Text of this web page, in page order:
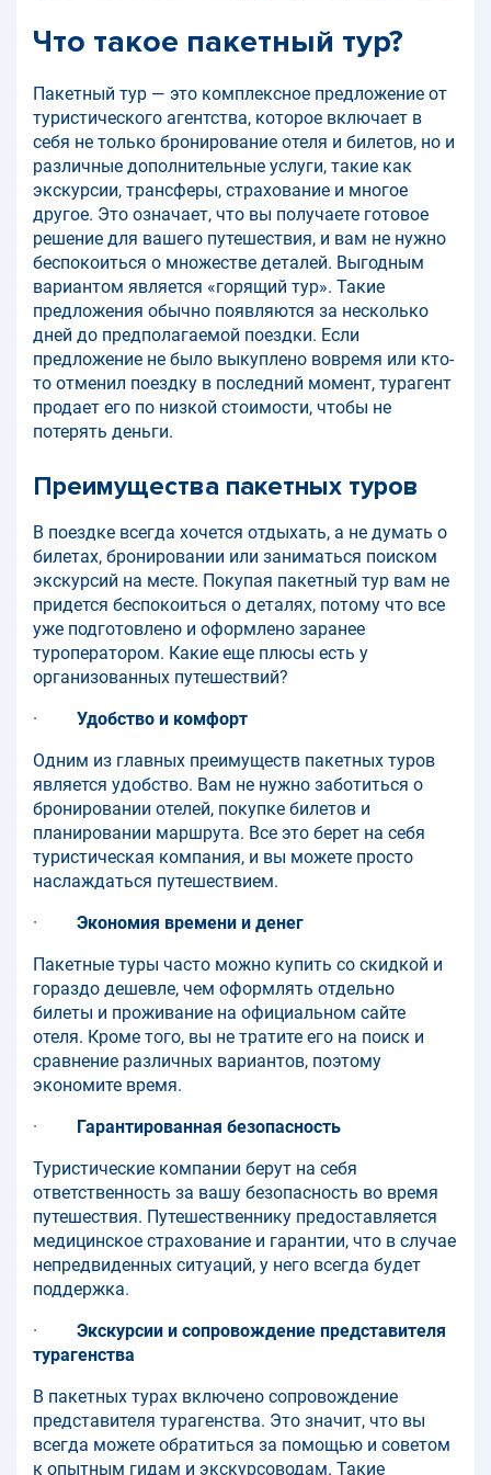
Что такое пакетный тур?
Пакетный тур — это комплексное предложение от
туристического агентства, которое включает в
себя не только бронирование отеля и билетов, но и
различные дополнительные услуги, такие как
экскурсии, трансферы, страхование и многое
другое. Это означает, что вы получаете готовое
решение для вашего путешествия, и вам не нужно
беспокоиться о множестве деталей. Выгодным
вариантом является «горящий тур». Такие
предложения обычно появляются за несколько
дней до предполагаемой поездки. Если
предложение не было выкуплено вовремя или кто-
то отменил поездку в последний момент, турагент
продает его по низкой стоимости, чтобы не
потерять деньги.
Преимущества пакетных туров
В поездке всегда хочется отдыхать, а не думать о
билетах, бронировании или заниматься поиском
экскурсий на месте. Покупая пакетный тур вам не
придется беспокоиться о деталях, потому что все
уже подготовлено и оформлено заранее
туроператором. Какие еще плюсы есть у
организованных путешествий?
· Удобство и комфорт
Одним из главных преимуществ пакетных туров
является удобство. Вам не нужно заботиться о
бронировании отелей, покупке билетов и
планировании маршрута. Все это берет на себя
туристическая компания, и вы можете просто
наслаждаться путешествием.
· Экономия времени и денег
Пакетные туры часто можно купить со скидкой и
гораздо дешевле, чем оформлять отдельно
билеты и проживание на официальном сайте
отеля. Кроме того, вы не тратите его на поиск и
сравнение различных вариантов, поэтому
экономите время.
· Гарантированная безопасность
Туристические компании берут на себя
ответственность за вашу безопасность во время
путешествия. Путешественнику предоставляется
медицинское страхование и гарантии, что в случае
непредвиденных ситуаций, у него всегда будет
поддержка.
· Экскурсии и сопровождение представителя
турагенства
В пакетных турах включено сопровождение
представителя турагенства. Это значит, что вы
всегда можете обратиться за помощью и советом
к опытным гидам и экскурсоводам. Такие